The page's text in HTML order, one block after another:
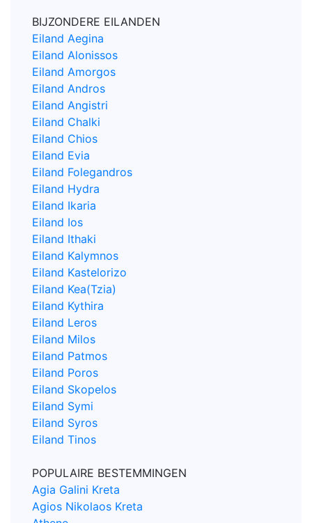
BIJZONDERE EILANDEN
Eiland Aegina
Eiland Alonissos
Eiland Amorgos
Eiland Andros
Eiland Angistri
Eiland Chalki
Eiland Chios
Eiland Evia
Eiland Folegandros
Eiland Hydra
Eiland Ikaria
Eiland Ios
Eiland Ithaki
Eiland Kalymnos
Eiland Kastelorizo
Eiland Kea(Tzia)
Eiland Kythira
Eiland Leros
Eiland Milos
Eiland Patmos
Eiland Poros
Eiland Skopelos
Eiland Symi
Eiland Syros
Eiland Tinos
POPULAIRE BESTEMMINGEN
Agia Galini Kreta
Agios Nikolaos Kreta